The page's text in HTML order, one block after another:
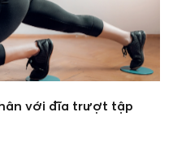
với đĩa trượt tập